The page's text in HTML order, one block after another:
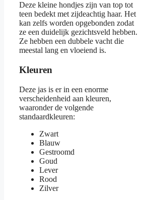
Deze kleine hondjes zijn van top tot
teen bedekt met zijdeachtig haar. Het
kan zelfs worden opgebonden zodat
ze een duidelijk gezichtsveld hebben.
Ze hebben een dubbele vacht die
meestal lang en vloeiend is.
Kleuren
Deze jas is er in een enorme
verscheidenheid aan kleuren,
waaronder de volgende
standaardkleuren:
Zwart
Blauw
Gestroomd
Goud
Lever
Rood
Zilver